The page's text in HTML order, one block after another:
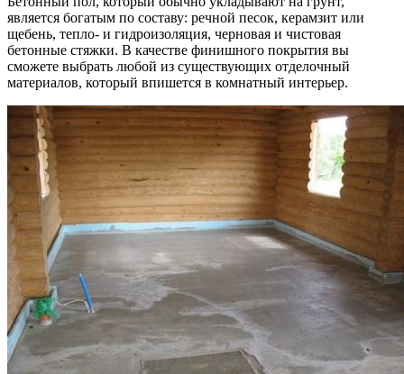
является богатым по составу: речной песок, керамзит или
щебень, тепло- и гидроизоляция, черновая и чистовая
бетонные стяжки. В качестве финишного покрытия вы
сможете выбрать любой из существующих отделочный
материалов, который впишется в комнатный интерьер.